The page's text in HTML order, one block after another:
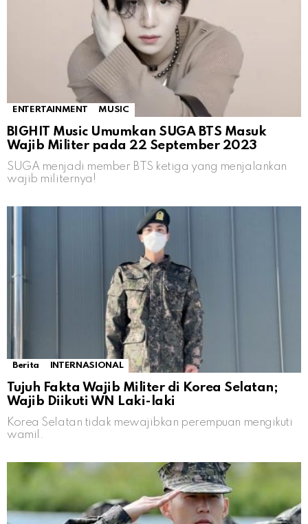
ENTERTAINMENT MUSIC
BIGHIT Music Umumkan SUGA BTS Masuk
Wajib Militer pada 22 September 2023
SUGA menjadi member BTS ketiga yang menjalankan
wajib militernya!
Berita INTERNASIONAL
Tujuh Fakta Wajib Militer di Korea Selatan;
Wajib Diikuti WN Laki-laki
Korea Selatan tidak mewajibkan perempuan mengikuti
wamil.